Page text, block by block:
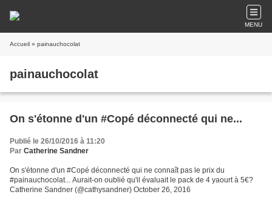
MENU
Accueil » painauchocolat
painauchocolat
On s'étonne d'un #Copé déconnecté qui ne...
Publié le 26/10/2016 à 11:20
Par Catherine Sandner
On s'étonne d'un #Copé déconnecté qui ne connaît pas le prix du
#painauchocolat... Aurait-on oublié qu'il évaluait le pack de 4 yaourt à 5€?
Catherine Sandner (@cathysandner) October 26, 2016